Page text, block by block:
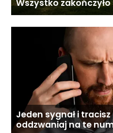
Wszystko
Jeden sygnał i
oddzwaniaj na te